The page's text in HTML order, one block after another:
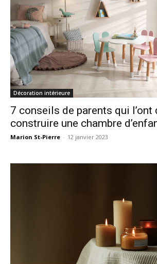
Décoration intérieure
7 conseils de parents qui
construire une chambre
Marion St-Pierre - 12 janvier 2023